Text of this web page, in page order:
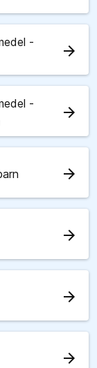
-
arrow_forward
-
arrow_forward
arrow_forward
arrow_forward
arrow_forward
arrow_forward